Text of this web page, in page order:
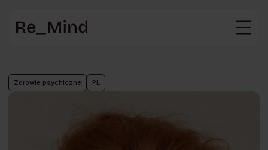
Zdrowie psychiczne PL